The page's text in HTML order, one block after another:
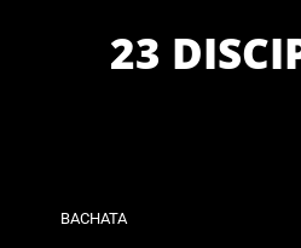
23
BACHATA